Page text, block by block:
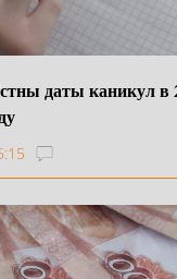
даты каникул в